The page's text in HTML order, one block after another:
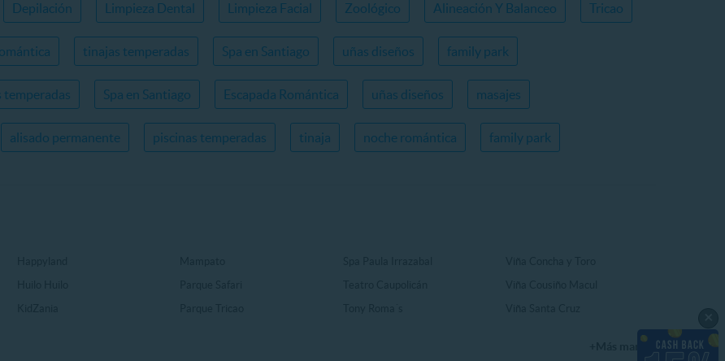
Depilación Limpieza Dental Limpieza Facial Zoológico Alineación Y Balanceo Tricao
tinajas temperadas Spa en Santiago uñas diseños family park
temperadas Spa en Santiago Escapada Romántica uñas diseños masajes
alisado permanente piscinas temperadas tinaja noche romántica family park